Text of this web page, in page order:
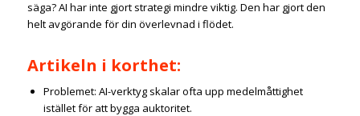
säga? AI har inte gjort strategi mindre viktig. Den har gjort den
helt avgörande för din överlevnad i flödet.
Artikeln i korthet:
Problemet: AI-verktyg skalar ofta upp medelmåttighet
istället för att bygga auktoritet.